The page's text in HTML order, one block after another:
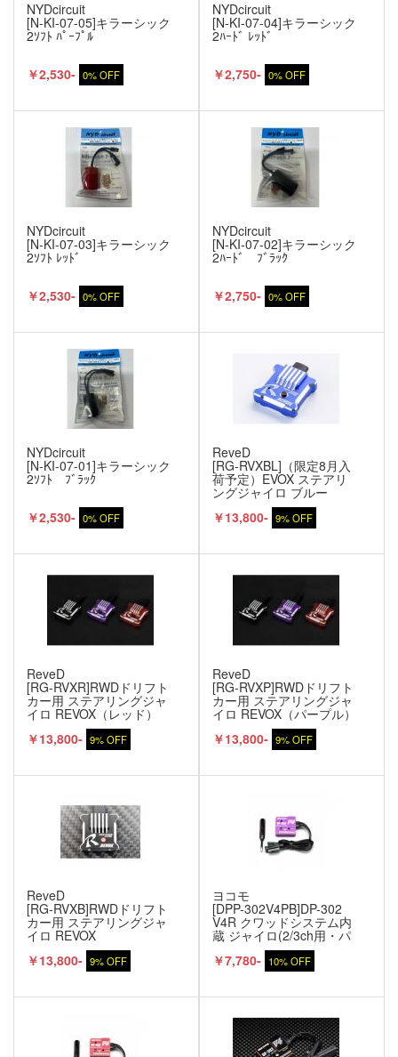
NYDcircuit
[N-KI-07-05]キラーシック
2ｿﾌﾄ ﾊﾟｰﾌﾟﾙ
￥2,530- 0% OFF
NYDcircuit
[N-KI-07-04]キラーシック
2ﾊｰﾄﾞ ﾚｯﾄﾞ
￥2,750- 0% OFF
NYDcircuit
[N-KI-07-03]キラーシック
2ｿﾌﾄ ﾚｯﾄﾞ
￥2,530- 0% OFF
NYDcircuit
[N-KI-07-02]キラーシック
2ﾊｰﾄﾞ ﾌﾞﾗｯｸ
￥2,750- 0% OFF
NYDcircuit
[N-KI-07-01]キラーシック
2ｿﾌﾄ ﾌﾞﾗｯｸ
￥2,530- 0% OFF
ReveD
[RG-RVXBL]（限定8月入
荷予定）EVOX ステアリ
ングジャイロ ブルー
￥13,800- 9% OFF
ReveD
[RG-RVXR]RWDドリフト
カー用 ステアリングジャ
イロ REVOX（レッド）
￥13,800- 9% OFF
ReveD
[RG-RVXP]RWDドリフト
カー用 ステアリングジャ
イロ REVOX（パープル）
￥13,800- 9% OFF
ReveD
[RG-RVXB]RWDドリフト
カー用 ステアリングジャ
イロ REVOX
￥13,800- 9% OFF
ヨコモ
[DPP-302V4PB]DP-302
V4R クワッドシステム内
蔵 ジャイロ(2/3ch用・パ
￥7,780- 10% OFF